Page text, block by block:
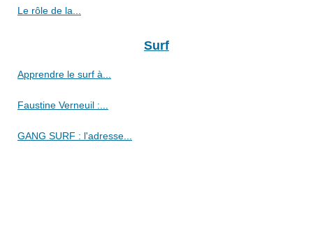
Le rôle de la...
Surf
Apprendre le surf à...
Faustine Verneuil :...
GANG SURF : l'adresse...